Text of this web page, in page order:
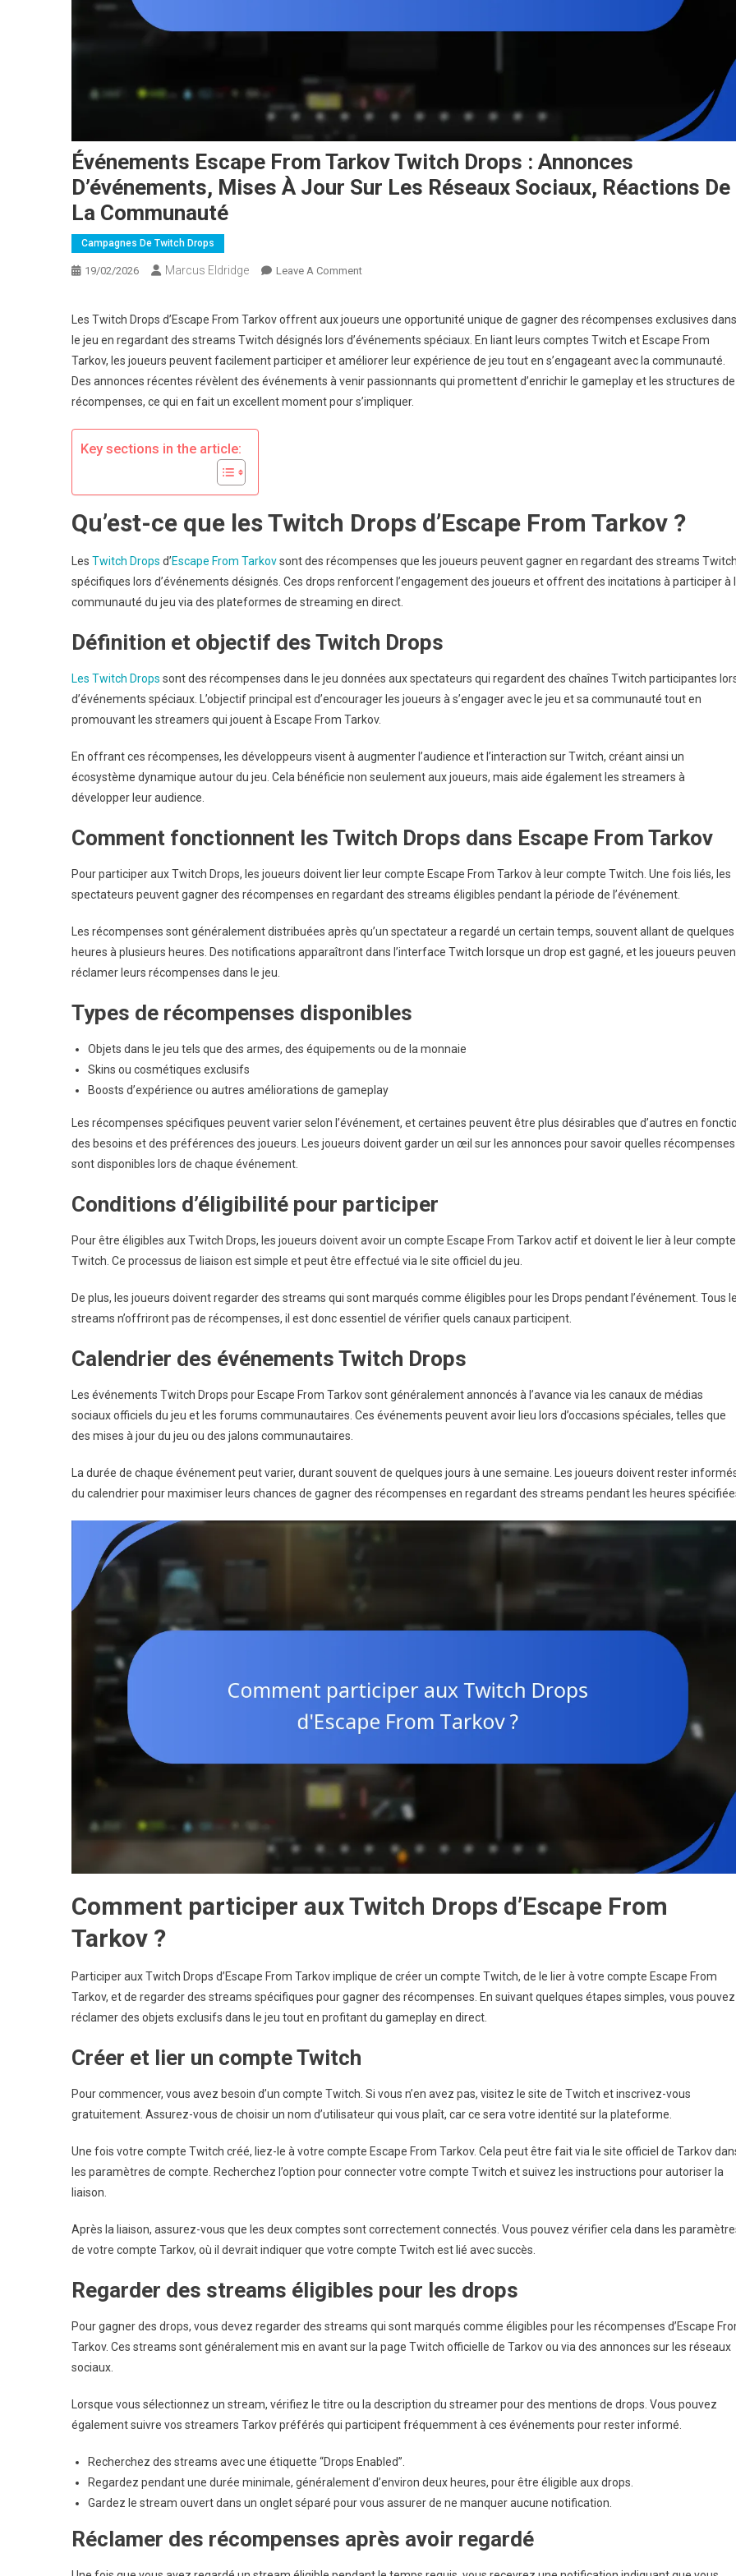
Événements Escape From Tarkov Twitch Drops : Annonces
D’événements, Mises À Jour Sur Les Réseaux Sociaux, Réactions De
La Communauté
Campagnes De Twitch Drops
19/02/2026 Marcus Eldridge Leave A CommentOn
From
Tarkov
Twitch
Drops
:
Sur
Les
De
Communauté
Les Twitch Drops d’Escape From Tarkov offrent aux joueurs une opportunité unique de gagner des récompenses exclusives dans
le jeu en regardant des streams Twitch désignés lors d’événements spéciaux. En liant leurs comptes Twitch et Escape From
Tarkov, les joueurs peuvent facilement participer et améliorer leur expérience de jeu tout en s’engageant avec la communauté.
Des annonces récentes révèlent des événements à venir passionnants qui promettent d’enrichir le gameplay et les structures de
récompenses, ce qui en fait un excellent moment pour s’impliquer.
Key sections in the article:
Qu’est-ce que les Twitch Drops d’Escape From Tarkov ?
Les Twitch Drops d’Escape From Tarkovsont des récompenses que les joueurs peuvent gagner en regardant des streams
spécifiques lors d’événements désignés. Ces drops renforcent l’engagement des joueurs et offrent des incitations à participer à
communauté du jeu via des plateformes de streaming en direct.
Définition et objectif des Twitch Drops
Les Twitch Drops sont des récompenses dans le jeu données aux spectateurs qui regardent des chaînes Twitch participantes
d’événements spéciaux. L’objectif principal est d’encourager les joueurs à s’engager avec le jeu et sa communauté tout en
promouvant les streamers qui jouent à Escape From Tarkov.
En offrant ces récompenses, les développeurs visent à augmenter l’audience et l’interaction sur Twitch, créant ainsi un
écosystème dynamique autour du jeu. Cela bénéficie non seulement aux joueurs, mais aide également les streamers à
développer leur audience.
Comment fonctionnent les Twitch Drops dans Escape From Tarkov
Pour participer aux Twitch Drops, les joueurs doivent lier leur compte Escape From Tarkov à leur compte Twitch. Une fois liés, les
spectateurs peuvent gagner des récompenses en regardant des streams éligibles pendant la période de l’événement.
Les récompenses sont généralement distribuées après qu’un spectateur a regardé un certain temps, souvent allant de quelques
heures à plusieurs heures. Des notifications apparaîtront dans l’interface Twitch lorsque un drop est gagné, et les joueurs
réclamer leurs récompenses dans le jeu.
Types de récompenses disponibles
Objets dans le jeu tels que des armes, des équipements ou de la monnaie
Skins ou cosmétiques exclusifs
Boosts d’expérience ou autres améliorations de gameplay
Les récompenses spécifiques peuvent varier selon l’événement, et certaines peuvent être plus désirables que d’autres en
des besoins et des préférences des joueurs. Les joueurs doivent garder un œil sur les annonces pour savoir quelles récompenses
sont disponibles lors de chaque événement.
Conditions d’éligibilité pour participer
Pour être éligibles aux Twitch Drops, les joueurs doivent avoir un compte Escape From Tarkov actif et doivent le lier à leur compte
Twitch. Ce processus de liaison est simple et peut être effectué via le site officiel du jeu.
De plus, les joueurs doivent regarder des streams qui sont marqués comme éligibles pour les Drops pendant l’événement. Tous
streams n’offriront pas de récompenses, il est donc essentiel de vérifier quels canaux participent.
Calendrier des événements Twitch Drops
Les événements Twitch Drops pour Escape From Tarkov sont généralement annoncés à l’avance via les canaux de médias
sociaux officiels du jeu et les forums communautaires. Ces événements peuvent avoir lieu lors d’occasions spéciales, telles que
des mises à jour du jeu ou des jalons communautaires.
La durée de chaque événement peut varier, durant souvent de quelques jours à une semaine. Les joueurs doivent rester
du calendrier pour maximiser leurs chances de gagner des récompenses en regardant des streams pendant les heures
Comment participer aux Twitch Drops d’Escape From
Tarkov ?
Participer aux Twitch Drops d’Escape From Tarkov implique de créer un compte Twitch, de le lier à votre compte Escape From
Tarkov, et de regarder des streams spécifiques pour gagner des récompenses. En suivant quelques étapes simples, vous pouvez
réclamer des objets exclusifs dans le jeu tout en profitant du gameplay en direct.
Créer et lier un compte Twitch
Pour commencer, vous avez besoin d’un compte Twitch. Si vous n’en avez pas, visitez le site de Twitch et inscrivez-vous
gratuitement. Assurez-vous de choisir un nom d’utilisateur qui vous plaît, car ce sera votre identité sur la plateforme.
Une fois votre compte Twitch créé, liez-le à votre compte Escape From Tarkov. Cela peut être fait via le site officiel de Tarkov
les paramètres de compte. Recherchez l’option pour connecter votre compte Twitch et suivez les instructions pour autoriser la
liaison.
Après la liaison, assurez-vous que les deux comptes sont correctement connectés. Vous pouvez vérifier cela dans les
de votre compte Tarkov, où il devrait indiquer que votre compte Twitch est lié avec succès.
Regarder des streams éligibles pour les drops
Pour gagner des drops, vous devez regarder des streams qui sont marqués comme éligibles pour les récompenses d’Escape
Tarkov. Ces streams sont généralement mis en avant sur la page Twitch officielle de Tarkov ou via des annonces sur les réseaux
sociaux.
Lorsque vous sélectionnez un stream, vérifiez le titre ou la description du streamer pour des mentions de drops. Vous pouvez
également suivre vos streamers Tarkov préférés qui participent fréquemment à ces événements pour rester informé.
Recherchez des streams avec une étiquette “Drops Enabled”.
Regardez pendant une durée minimale, généralement d’environ deux heures, pour être éligible aux drops.
Gardez le stream ouvert dans un onglet séparé pour vous assurer de ne manquer aucune notification.
Réclamer des récompenses après avoir regardé